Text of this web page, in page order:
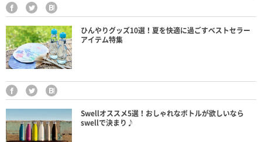
ひんやりグッズ10選！夏を快適に過ごすベストセラー
アイテム特集
Swellオススメ5選！おしゃれなボトルが欲しいなら
swellで決まり♪